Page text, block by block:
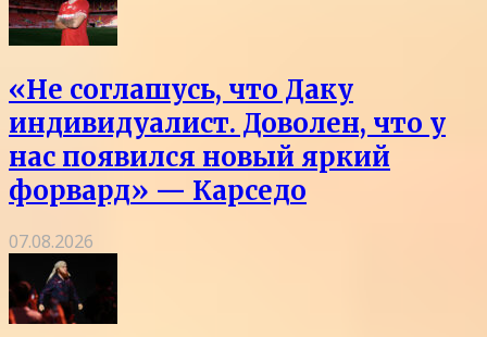
«Не соглашусь, что Даку
индивидуалист. Доволен, что у
нас появился новый яркий
форвард» — Карседо
07.08.2026